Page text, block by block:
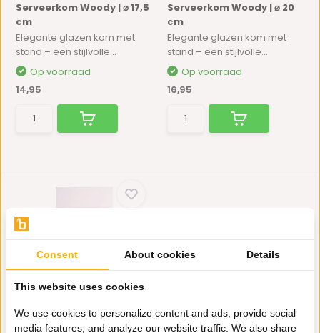
Serveerkom Woody | ⌀ 17,5
cm
Elegante glazen kom met
stand – een stijlvolle...
Op voorraad
14,95
Serveerkom Woody | ⌀ 20
cm
Elegante glazen kom met
stand – een stijlvolle...
Op voorraad
16,95
Serveerkom Woody | ⌀ 13,8
Elegante glazen kom met
Consent About cookies Details
This website uses cookies
We use cookies to personalize content and ads, provide social
media features, and analyze our website traffic. We also share